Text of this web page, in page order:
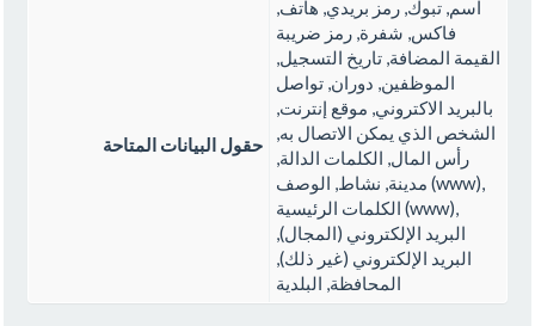
حقول البيانات المتاحة
اسم, تبوك, رمز بريدي, هاتف,
فاكس, شفرة, رمز ضريبة
القيمة المضافة, تاريخ التسجيل,
الموظفين, دوران, تواصل
بالبريد الاكتروني, موقع إنترنت,
الشخص الذي يمكن الاتصال به,
رأس المال, الكلمات الدالة,
مدينة, نشاط, الوصف (www),
الكلمات الرئيسية (www),
البريد الإلكتروني (المجال),
البريد الإلكتروني (غير ذلك),
المحافظة, البلدية